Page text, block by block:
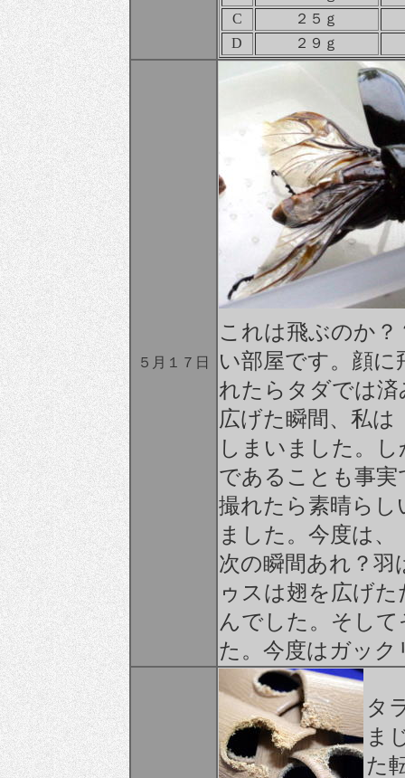
C
２５ｇ
D
２９ｇ
５月１７日
これは飛ぶのか
い部屋です。顔
れたらタダでは
広げた瞬間、私
しまいました。
であることも事
撮れたら素晴ら
ました。今度は
次の瞬間あれ？
ゥスは翅を広げ
んでした。そし
た。今度はガッ
タ
ま
た